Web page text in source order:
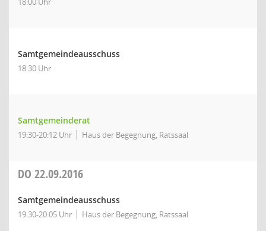
Samtgemeindeausschuss
18:30 Uhr
Samtgemeinderat
19:30-20:12 Uhr Haus der Begegnung, Ratssaal
DO 22.09.2016
Samtgemeindeausschuss
19:30-20:05 Uhr Haus der Begegnung, Ratssaal